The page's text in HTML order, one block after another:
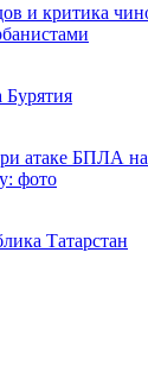
и критика
Бурятия
атаке БПЛА
фото
Татарстан